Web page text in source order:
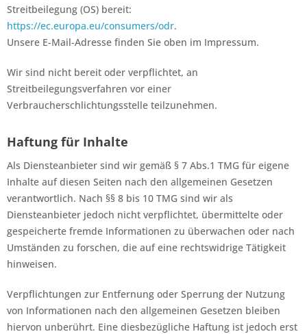
Streitbeilegung (OS) bereit:
https://ec.europa.eu/consumers/odr.
Unsere E-Mail-Adresse finden Sie oben im Impressum.
Wir sind nicht bereit oder verpflichtet, an
Streitbeilegungsverfahren vor einer
Verbraucherschlichtungsstelle teilzunehmen.
Haftung für Inhalte
Als Diensteanbieter sind wir gemäß § 7 Abs.1 TMG für eigene
Inhalte auf diesen Seiten nach den allgemeinen Gesetzen
verantwortlich. Nach §§ 8 bis 10 TMG sind wir als
Diensteanbieter jedoch nicht verpflichtet, übermittelte oder
gespeicherte fremde Informationen zu überwachen oder nach
Umständen zu forschen, die auf eine rechtswidrige Tätigkeit
hinweisen.
Verpflichtungen zur Entfernung oder Sperrung der Nutzung
von Informationen nach den allgemeinen Gesetzen bleiben
hiervon unberührt. Eine diesbezügliche Haftung ist jedoch erst